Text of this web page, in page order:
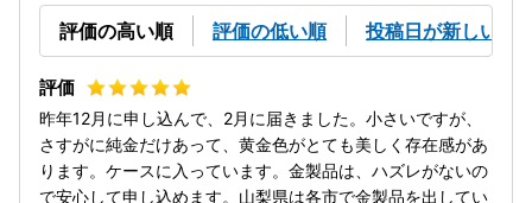
評価の高い順 評価の低い順 投稿日が新しい順
昨年12月に申し込んで、2月に届きました。小さいですが、
さすがに純金だけあって、黄金色がとても美しく存在感があ
ります。ケースに入っています。金製品は、ハズレがないの
で安心して申し込めます。山梨県は各市で金製品を出してい